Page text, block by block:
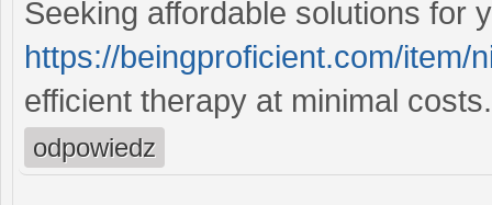
Seeking affordable solutions for
https://beingproficient.com/item/
efficient therapy at minimal costs.
odpowiedz